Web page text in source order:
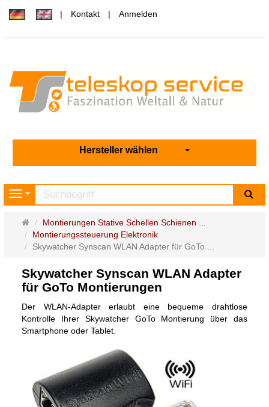
Kontakt Anmelden
Hersteller wählen
Navigation
Startseite
Montierungen Stative Schellen Schienen ...
Montierungssteuerung Elektronik
Skywatcher Synscan WLAN Adapter für GoTo ...
Skywatcher Synscan WLAN Adapter
für GoTo Montierungen
Der WLAN-Adapter erlaubt eine bequeme drahtlose
Kontrolle Ihrer Skywatcher GoTo Montierung über das
Smartphone oder Tablet.